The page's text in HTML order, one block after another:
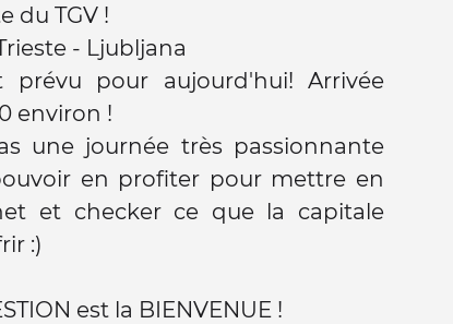
du TGV !
- Ljubljana
prévu pour aujourd'hui! Arrivée
environ !
une journée très passionnante
en profiter pour mettre en
et checker ce que la capitale
:)
est la BIENVENUE !